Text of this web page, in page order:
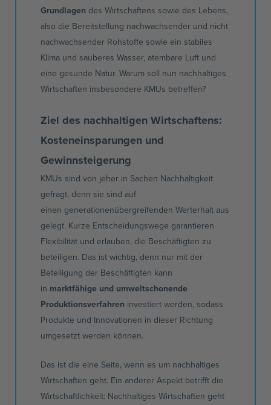
Grundlagen desWirtschaftens sowie des Lebens,
also die Bereitstellung nachwachsender und nicht
nachwachsender Rohstoffe sowie ein stabiles
Klima und sauberes Wasser, atembare Luft und
eine gesunde Natur. Warum soll nun nachhaltiges
Wirtschaften insbesondere KMUs betreffen?
Ziel des nachhaltigen Wirtschaftens:
Kosteneinsparungen und
Gewinnsteigerung
KMUs sind von jeher in Sachen Nachhaltigkeit
gefragt, denn sie sind auf
einengenerationenübergreifenden Werterhalt aus
gelegt. Kurze Entscheidungswege garantieren
Flexibilität und erlauben, die Beschäftigten zu
beteiligen. Das ist wichtig, denn nur mit der
Beteiligung der Beschäftigten kann
in marktfähige und umweltschonende
Produktionsverfahren investiert werden, sodass
Produkte und Innovationen in dieser Richtung
umgesetzt werden können.
Das ist die eine Seite, wenn es um nachhaltiges
Wirtschaften geht. Ein anderer Aspekt betrifft die
Wirtschaftlichkeit: Nachhaltiges Wirtschaften geht